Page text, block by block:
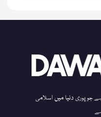
پوری دنیا میں اسلامی